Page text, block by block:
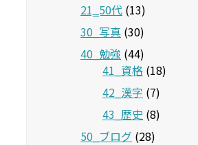
21‗50代 (13)
30_写真 (30)
40_勉強 (44)
41_資格 (18)
42_漢字 (7)
43_歴史 (8)
50_ブログ (28)